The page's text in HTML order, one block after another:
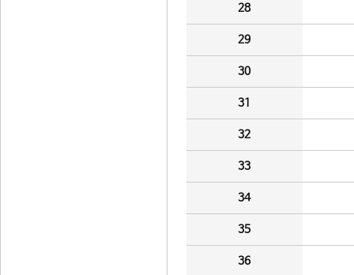
28
29
30
31
32
33
34
35
36